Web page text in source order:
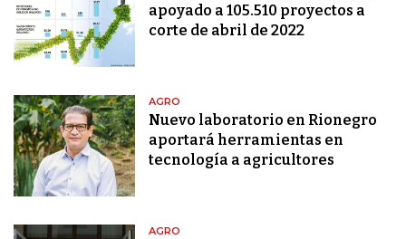
apoyado a 105.510 proyectos a
corte de abril de 2022
AGRO
Nuevo laboratorio en Rionegro
aportará herramientas en
tecnología a agricultores
AGRO